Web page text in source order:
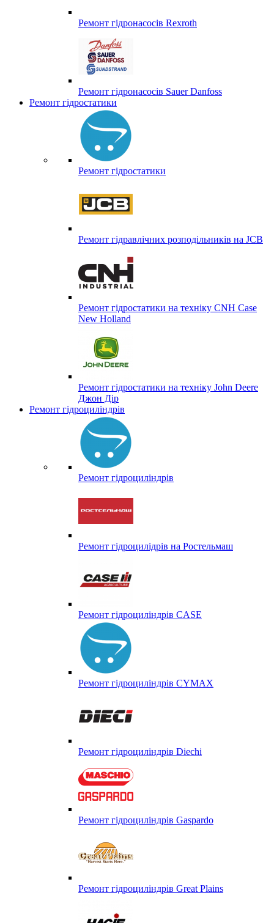
Ремонт гідронасосів Rexroth
Ремонт гідронасосів Sauer Danfoss
Ремонт гідростатики
Ремонт гідростатики
Ремонт гідравлічних розподільників на JCB
Ремонт гідростатики на техніку CNH Case
New Holland
Ремонт гідростатики на техніку John Deere
Джон Дір
Ремонт гідроциліндрів
Ремонт гідроциліндрів
Ремонт гідроцилідрів на Ростельмаш
Ремонт гідроциліндрів CASE
Ремонт гідроциліндрів CYMAX
Ремонт гідроциліндрів Diechi
Ремонт гідроциліндрів Gaspardo
Ремонт гідроциліндрів Great Plains